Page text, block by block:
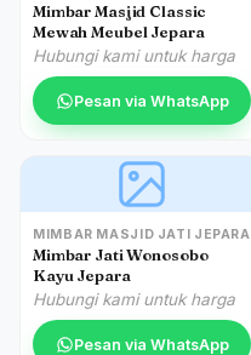
Mimbar Masjid Classic
Mewah Meubel Jepara
Hubungi kami untuk harga
Pesan via WhatsApp
MIMBAR MASJID JATI JEPARA
Mimbar Jati Wonosobo
Kayu Jepara
Hubungi kami untuk harga
Pesan via WhatsApp